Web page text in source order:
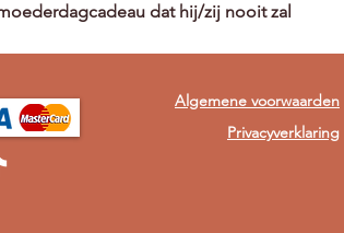
dat hij/zij nooit zal
Algemene voorwaarden
Privacyverklaring